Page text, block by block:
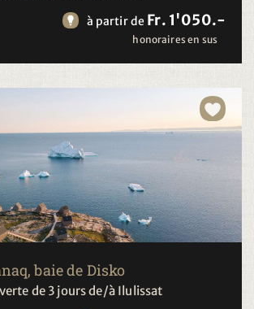
à partir de Fr. 1'050.-
honoraires en sus
baie de Disko
de 3 jours de/à Ilulissat